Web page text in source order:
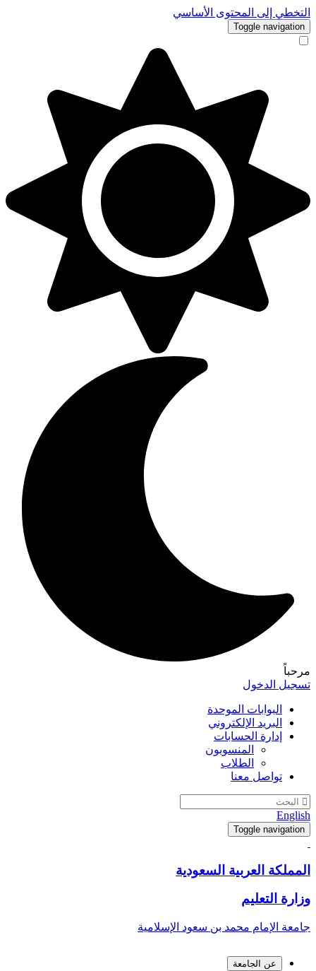
التخطي إلى المحتوى الأساسي
Toggle navigation
مرحباً
تسجيل الدخول
البوابات الموحدة
البريد الإلكتروني
إدارة الحسابات
المنسوبون
الطلاب
تواصل معنا
English
Toggle navigation
المملكة العربية السعودية
وزارة التعليم
جامعة الإمام محمد بن سعود الإسلامية
عن الجامعة